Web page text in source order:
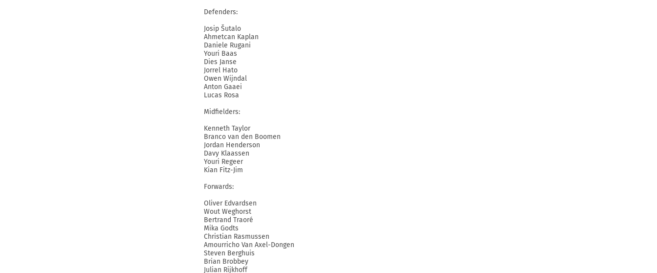
Defenders:
Josip Šutalo
Ahmetcan Kaplan
Daniele Rugani
Youri Baas
Dies Janse
Jorrel Hato
Owen Wijndal
Anton Gaaei
Lucas Rosa
Midfielders:
Kenneth Taylor
Branco van den Boomen
Jordan Henderson
Davy Klaassen
Youri Regeer
Kian Fitz-Jim
Forwards:
Oliver Edvardsen
Wout Weghorst
Bertrand Traoré
Mika Godts
Christian Rasmussen
Amourricho Van Axel-Dongen
Steven Berghuis
Brian Brobbey
Julian Rijkhoff